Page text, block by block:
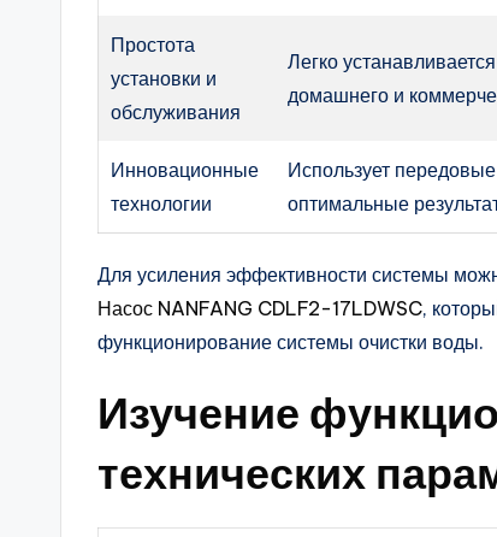
Простота
установки и
обслуживания
Легко
домашнего и
Инновационные
технологии
Использует
оптимальные
Для усиления эффективности системы
Насос NANFANG CDLF2-17LDWSC,
функционирование системы очистки воды.
Изучение
технических